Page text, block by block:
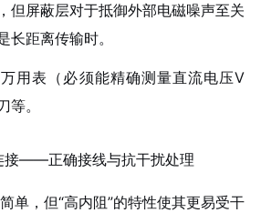
但屏蔽层对于抵御外部电磁噪声至关
长距离传输时。
万用表（必须能精确测量直流电压V
等。
接——正确接线与抗干扰处理
单，但“高内阻”的特性使其更易受干